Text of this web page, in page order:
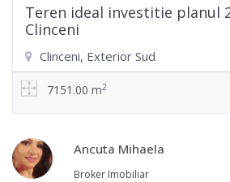
Teren ideal investitie planul
Clinceni
Clinceni, Exterior Sud
7151.00 m2
Ancuta Mihaela
Broker Imobiliar